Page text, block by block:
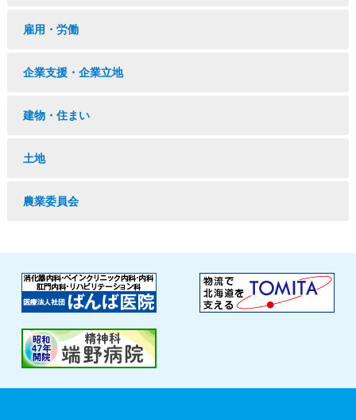
雇用・労働
企業支援・企業立地
建物・住まい
土地
農業委員会